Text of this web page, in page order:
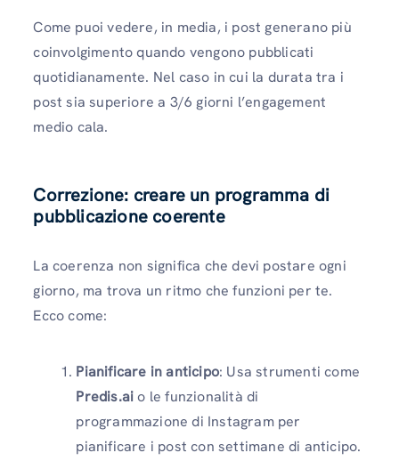
Come puoi vedere, in media, i post generano più
coinvolgimento quando vengono pubblicati
quotidianamente. Nel caso in cui la durata tra i
post sia superiore a 3/6 giorni l’engagement
medio cala.
Correzione: creare un programma di
pubblicazione coerente
La coerenza non significa che devi postare ogni
giorno, ma trova un ritmo che funzioni per te.
Ecco come:
Pianificare in anticipo: Usa strumenti come
Predis.aio le funzionalità di
programmazione di Instagram per
pianificare i post con settimane di anticipo.